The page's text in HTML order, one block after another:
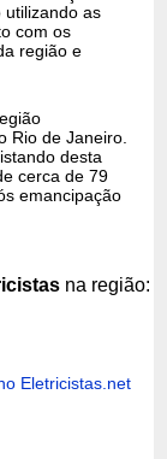
utilizando as
com os
região e
Rio de Janeiro.
desta
cerca de 79
emancipação
na região:
Eletricistas.net